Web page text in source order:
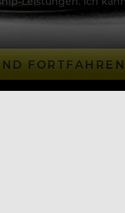
FORTFAHREN